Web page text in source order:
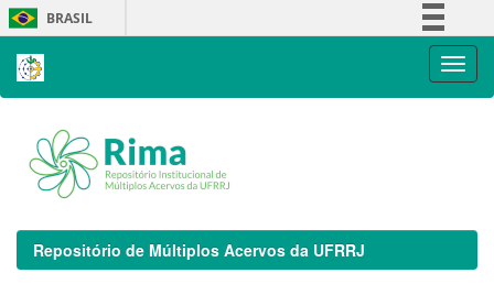
Skip
navigation
BRASIL
Repositório de Múltiplos Acervos da UFRRJ